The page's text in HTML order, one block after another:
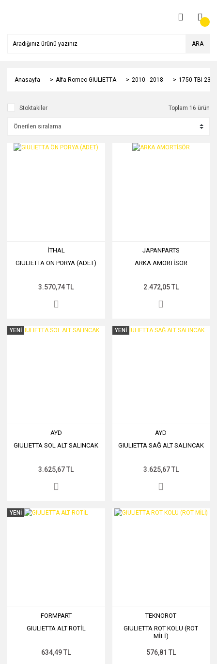
ARA
Anasayfa Alfa Romeo GIULIETTA 2010 - 2018 1750 TBI 235
Stoktakiler Toplam 16 ürün
İTHAL
GIULIETTA ÖN PORYA (ADET)
3.570,74 TL
JAPANPARTS
ARKA AMORTİSÖR
2.472,05 TL
YENİ
AYD
GIULIETTA SOL ALT SALINCAK
3.625,67 TL
YENİ
AYD
GIULIETTA SAĞ ALT SALINCAK
3.625,67 TL
YENİ
FORMPART
GIULIETTA ALT ROTİL
634,49 TL
TEKNOROT
GIULIETTA ROT KOLU (ROT
MİLİ)
576,81 TL